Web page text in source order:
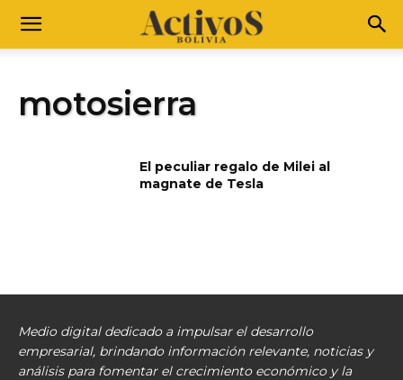
motosierra
El peculiar regalo de Milei al
magnate de Tesla
Medio digital dedicado a impulsar el desarrollo
empresarial, brindando información relevante, noticias y
análisis para fomentar el crecimiento económico y la